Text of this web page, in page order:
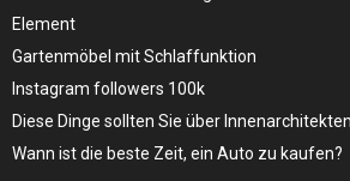
Element
Gartenmöbel mit Schlaffunktion
Instagram followers 100k
Diese Dinge sollten Sie über
Wann ist die beste Zeit, ein Auto zu kaufen?